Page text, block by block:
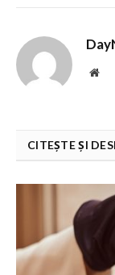
CITEȘTE ȘI